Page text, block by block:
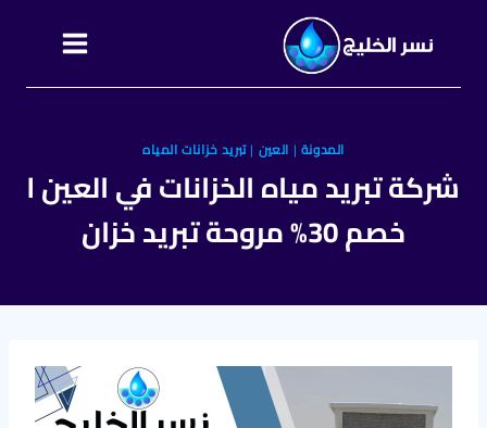
المدونة | العين |تبريد خزانات المياه
شركة تبريد مياه الخزانات في العين l
خصم 30% مروحة تبريد خزان